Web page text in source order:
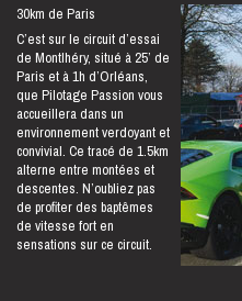
30km de Paris
C’est sur le circuit d’essai
de Montlhéry, situé à 25’ de
Paris et à 1h d’Orléans,
que Pilotage Passion vous
accueillera dans un
environnement verdoyant et
convivial. Ce tracé de 1.5km
alterne entre montées et
descentes. N’oubliez pas
de profiter des baptêmes
de vitesse fort en
sensations sur ce circuit.